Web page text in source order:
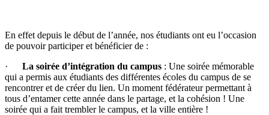
En effet depuis le début de l’année, nos étudiants ont eu l’occasion
de pouvoir participer et bénéficier de :
· La soirée d’intégration du campus : Une soirée mémorable
qui a permis aux étudiants des différentes écoles du campus de se
rencontrer et de créer du lien. Un moment fédérateur permettant à
tous d’entamer cette année dans le partage, et la cohésion ! Une
soirée qui a fait trembler le campus, et la ville entière !